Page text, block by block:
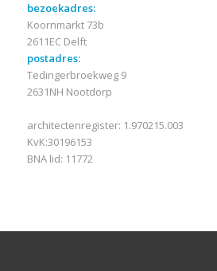
bezoekadres:
Koornmarkt 73b
2611EC Delft
postadres:
Tedingerbroekweg 9
2631NH Nootdorp
architectenregister: 1.970215.003
KvK:30196153
BNA lid: 11772